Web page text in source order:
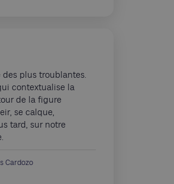
plus troublantes.
contextualise la
de la figure
se calque,
tard, sur notre
Cardozo